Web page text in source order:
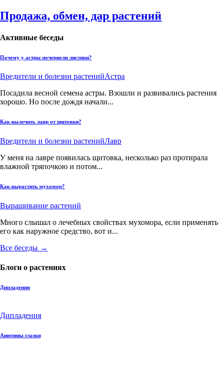
Продажа, обмен, дар растений
Активные беседы
Почему у астры почернели листики?
Вредители и болезни растенийАстра
Посадила весной семена астры. Взошли и развивались растения
хорошо. Но после дождя начали...
Как вылечить лавр от щитовки?
Вредители и болезни растенийЛавр
У меня на лавре появилась щитовка, несколько раз протирала
влажной тряпочкою и потом...
Как вырастить мухомор?
Выращивание растений
Много слышал о лечебных свойствах мухомора, если применять
его как наружное средство, вот и...
Все беседы →
Блоги о растениях
Дипладения
Дипладения
Анютины глазки